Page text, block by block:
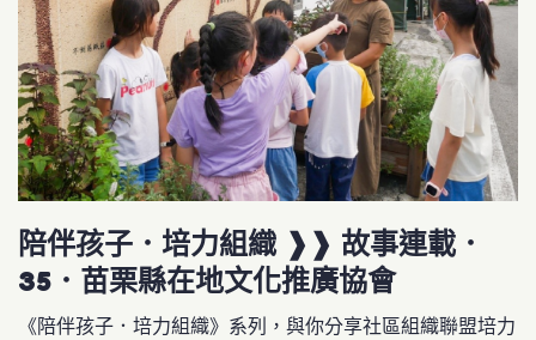
陪伴孩子．培力組織 ❱❱ 故事連載．
35．苗栗縣在地文化推廣協會
《陪伴孩子．培力組織》系列，與你分享社區組織聯盟培力